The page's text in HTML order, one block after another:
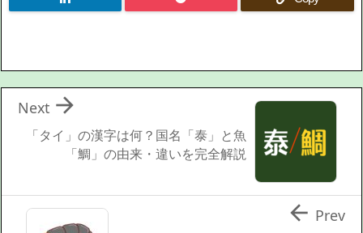
「タイ」の漢字は何？国名「泰」と魚
「鯛」の由来・違いを完全解説

Next
 Prev